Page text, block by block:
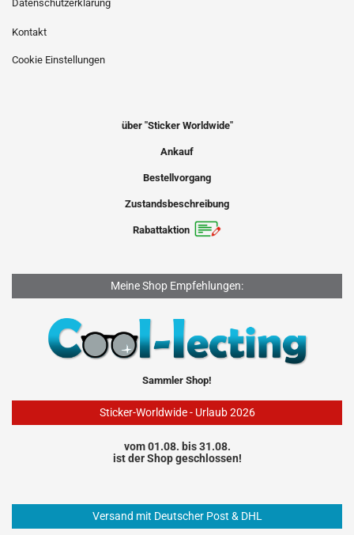
Datenschutzerklärung
Kontakt
Cookie Einstellungen
über "Sticker Worldwide"
Ankauf
Bestellvorgang
Zustandsbeschreibung
Rabattaktion
Meine Shop Empfehlungen:
Sammler Shop!
Sticker-Worldwide - Urlaub 2026
vom 01.08. bis 31.08.
ist der Shop geschlossen!
Versand mit Deutscher Post & DHL